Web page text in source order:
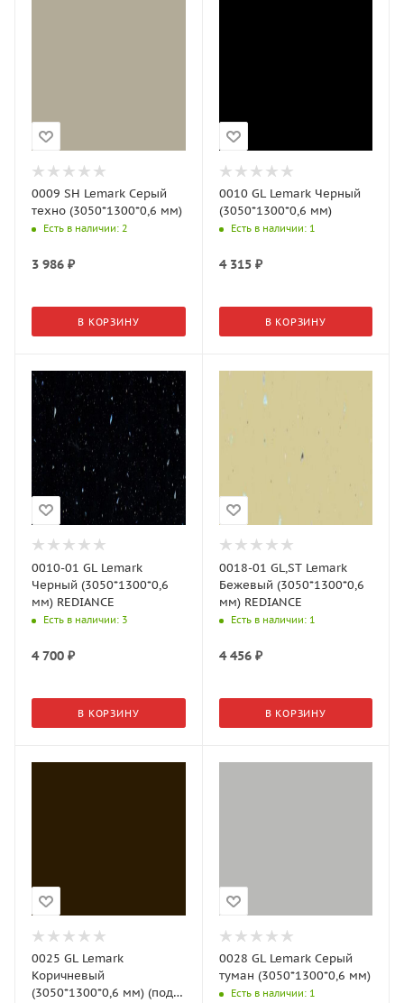
0009 SH Lemark Серый
техно (3050*1300*0,6 мм)
Есть в наличии: 2
3 986 ₽
В КОРЗИНУ
0010 GL Lemark Черный
(3050*1300*0,6 мм)
Есть в наличии: 1
4 315₽
В КОРЗИНУ
0010-01 GL Lemark
Черный (3050*1300*0,6
мм) REDIANCE
Есть в наличии: 3
4 700 ₽
В КОРЗИНУ
0018-01 GL,ST Lemark
Бежевый (3050*1300*0,6
мм) REDIANCE
Есть в наличии: 1
4 456₽
В КОРЗИНУ
0025 GL Lemark
Коричневый
(3050*1300*0,6 мм) (под
0028 GL Lemark Серый
туман (3050*1300*0,6 мм)
Есть в наличии: 1